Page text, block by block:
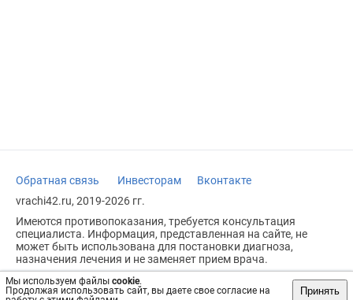
Мы используем файлы cookie.
Продолжая использовать сайт, вы даете свое согласие на
Принять
Обратная связь Инвесторам
Вконтакте
vrachi42.ru, 2019-2026 гг.
Имеются противопоказания, требуется консультация
специалиста. Информация, представленная на сайте, не
может быть использована для постановки диагноза,
назначения лечения и не заменяет прием врача.
Возрастное ограничение: 18+